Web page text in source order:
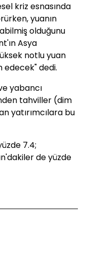
kriz esnasında
yuanın
olduğunu
Asya
notlu yuan
edecek" dedi.
yabancı
tahviller (dim
yatırımcılara bu
7.4;
de yüzde